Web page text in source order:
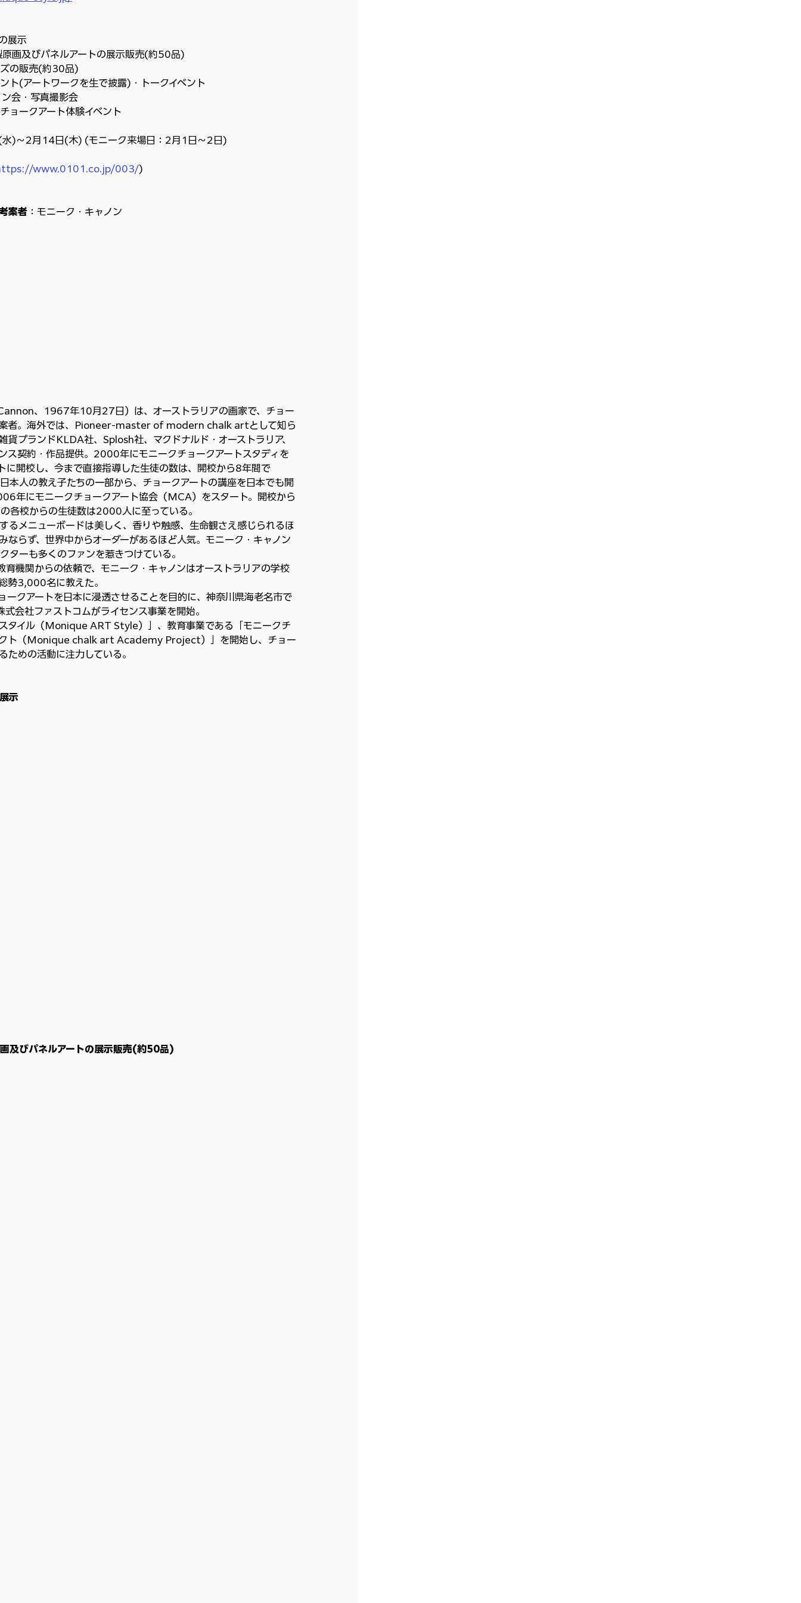
展示
画及びパネルアートの展示販売(約50品)
ズの販売(約30品)
ト(アートワークを生で披露)・トークイベント
会・写真撮影会
ョークアート体験イベント
)～2月14日(木) (モニーク来場日：2月1日～2日)
www.0101.co.jp/003/)
案者 ：モニーク・キャノン
、1967年10月27日）は、オーストラリアの画家で、チョー
案者。海外では、Pioneer-master of modern chalk artとして知ら
貨プランドKLDA社、Splosh社、マクドナルド・オーストラリア、
ス契約・作品提供。2000年にモニークチョークアートスタディを
に開校し、今まで直接指導した生徒の数は、開校から8年間で
本人の教え子たちの一部から、チョークアートの講座を日本でも開
年にモニークチョークアート協会（MCA）をスタート。開校から
各校からの生徒数は2000人に至っている。
るメニューボードは美しく、香りや触感、生命観さえ感じられるほ
ならず、世界中からオーダーがあるほど人気。モニーク・キャノン
ターも多くのファンを惹きつけている。
機関からの依頼で、モニーク・キャノンはオーストラリアの学校
勢3,000名に教えた。
クアートを日本に浸透させることを目的に、神奈川県海老名市で
会社ファストコムがライセンス事業を開始。
タイル（Monique ART Style）」、教育事業である「モニークチ
クト（Monique chalk art Academy Project）」を開始し、チョー
ための活動に注力している。
示
及びパネルアートの展示販売(約50品)